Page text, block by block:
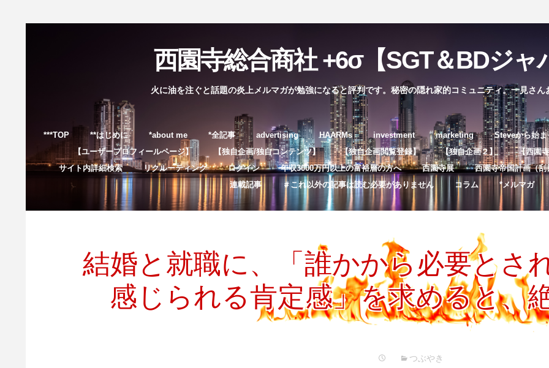
西園寺総合商社 +6σ【SGT＆BDジャ
火に油を注ぐと話題の炎上メルマガが勉強になると評判です。秘密の隠れ家的コミュニティ。一見さん
コ
ン
テ
ン
ッ
***TOP **はじめに *about me *全記事 advertising HAARMs investment marketing Steveから始ま
【ユーザープロフィールページ】
【独自企画/独自コンテンツ】 【独自企画閲覧登録】 【独自企画２】
【西園
サイト内詳細検索
リクルーティング ログイン 年収3000万円以上の富裕層の方へ 西園寺展 西園寺帝国計画（
連載記事
＃これ以外の記事は読む必要がありません コラム *メルマガ
結婚と就職に、「誰かから必要とさ
感じられる肯定感」を求めると、
つぶやき